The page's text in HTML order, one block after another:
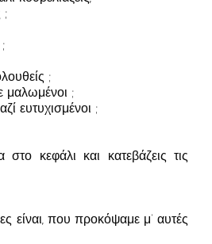
;
;
μαλωμένοι ;
ευτυχισμένοι ;
κεφάλι και κατεβάζεις τις
είναι, που προκόψαμε μ’ αυτές